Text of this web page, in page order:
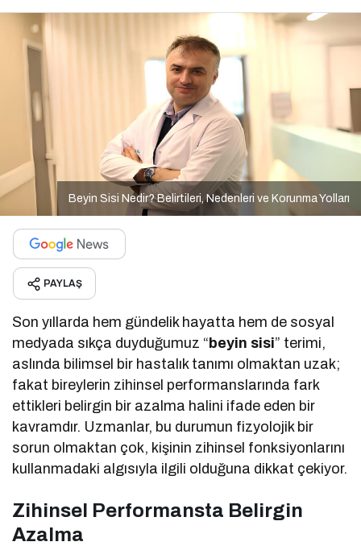
Beyin Sisi Nedir? Belirtileri, Nedenleri ve Korunma Yolları
PAYLAŞ
Son yıllarda hem gündelik hayatta hem de sosyal
medyada sıkça duyduğumuz “beyin sisi” terimi,
aslında bilimsel bir hastalık tanımı olmaktan uzak;
fakat bireylerin zihinsel performanslarında fark
ettikleri belirgin bir azalma halini ifade eden bir
kavramdır. Uzmanlar, bu durumun fizyolojik bir
sorun olmaktan çok, kişinin zihinsel fonksiyonlarını
kullanmadaki algısıyla ilgili olduğuna dikkat çekiyor.
Zihinsel Performansta Belirgin
Azalma